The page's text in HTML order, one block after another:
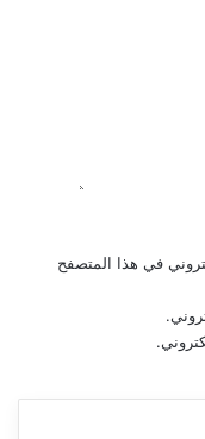
في هذا المتصفح